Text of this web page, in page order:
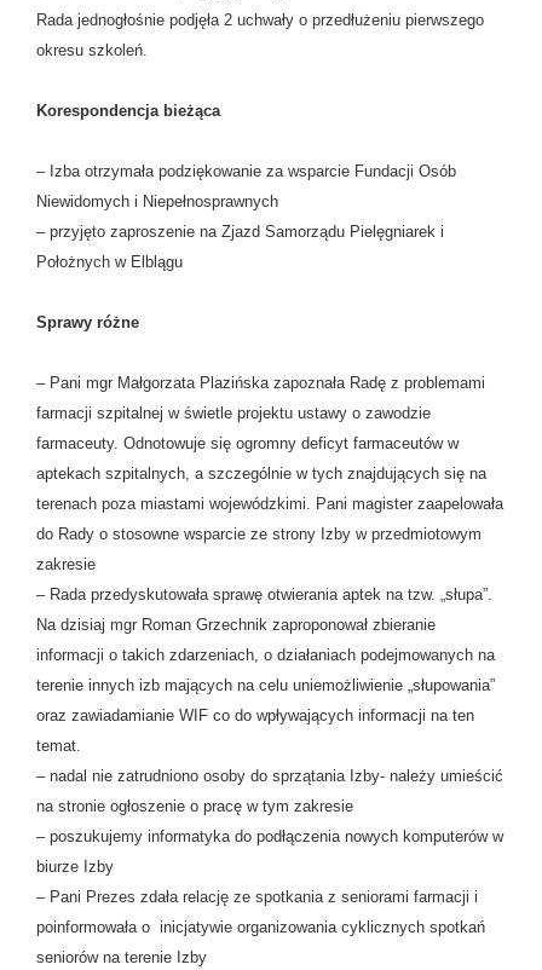
Rada jednogłośnie podjęła 2 uchwały o przedłużeniu pierwszego
okresu szkoleń.
Korespondencja bieżąca
– Izba otrzymała podziękowanie za wsparcie Fundacji Osób
Niewidomych i Niepełnosprawnych
– przyjęto zaproszenie na Zjazd Samorządu Pielęgniarek i
Położnych w Elblągu
Sprawy różne
– Pani mgr Małgorzata Plazińska zapoznała Radę z problemami
farmacji szpitalnej w świetle projektu ustawy o zawodzie
farmaceuty. Odnotowuje się ogromny deficyt farmaceutów w
aptekach szpitalnych, a szczególnie w tych znajdujących się na
terenach poza miastami wojewódzkimi. Pani magister zaapelowała
do Rady o stosowne wsparcie ze strony Izby w przedmiotowym
zakresie
– Rada przedyskutowała sprawę otwierania aptek na tzw. „słupa”.
Na dzisiaj mgr Roman Grzechnik zaproponował zbieranie
informacji o takich zdarzeniach, o działaniach podejmowanych na
terenie innych izb mających na celu uniemożliwienie „słupowania”
oraz zawiadamianie WIF co do wpływających informacji na ten
temat.
– nadal nie zatrudniono osoby do sprzątania Izby- należy umieścić
na stronie ogłoszenie o pracę w tym zakresie
– poszukujemy informatyka do podłączenia nowych komputerów w
biurze Izby
– Pani Prezes zdała relację ze spotkania z seniorami farmacji i
poinformowała o inicjatywie organizowania cyklicznych spotkań
seniorów na terenie Izby